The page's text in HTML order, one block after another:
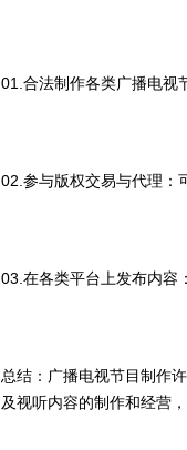
01.合法制作各类广播电视
02.参与版权交易与代理：
03.在各类平台上发布内容
总结：广播电视节目制作
及视听内容的制作和经营